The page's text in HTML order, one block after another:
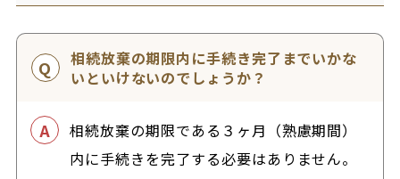
相続放棄の期限内に手続き完了までいかな
いといけないのでしょうか？
相続放棄の期限である３ヶ月（熟慮期間）
内に手続きを完了する必要はありません。